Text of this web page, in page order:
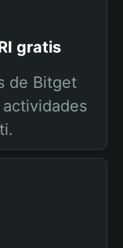
gratis
de Bitget